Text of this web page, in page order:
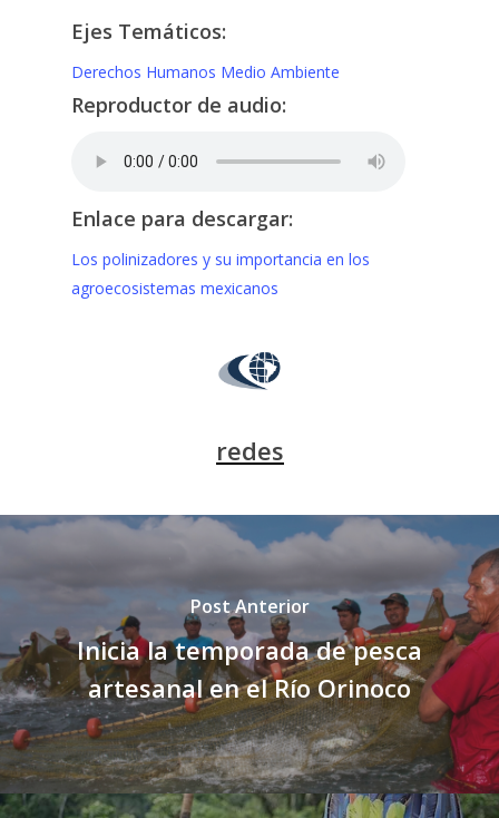
Ejes Temáticos:
Derechos Humanos Medio Ambiente
Reproductor de audio:
Enlace para descargar:
Los polinizadores y su importancia en los
agroecosistemas mexicanos
redes
Post Anterior
Inicia la temporada de pesca
artesanal en el Río Orinoco